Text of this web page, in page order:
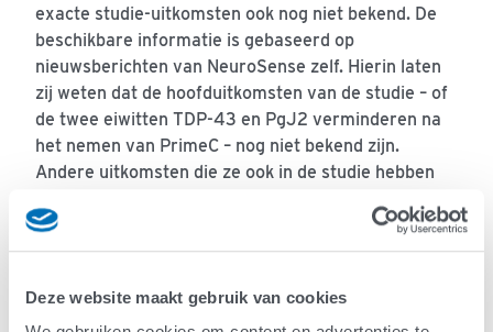
Deze website maakt gebruik van cookies
exacte studie-uitkomsten ook nog niet bekend. De
beschikbare informatie is gebaseerd op
nieuwsberichten van NeuroSense zelf. Hierin laten
zij weten dat de hoofduitkomsten van de studie – of
de twee eiwitten TDP-43 en PgJ2 verminderen na
het nemen van PrimeC – nog niet bekend zijn.
Andere uitkomsten die ze ook in de studie hebben
van deelnemers, zijn dan per definitie
exploratief
.
Dat wil zeggen, de huidige resultaten zeggen op
geïnterpreteerd worden.